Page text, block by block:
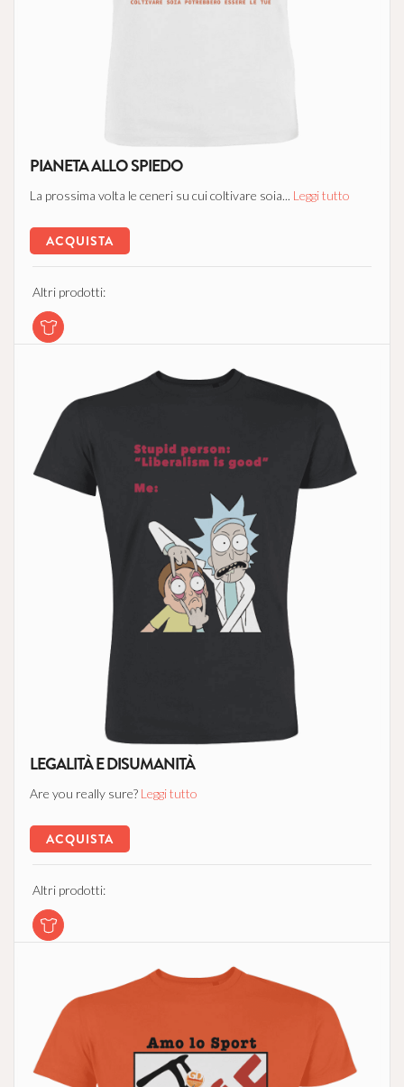
PIANETA ALLO SPIEDO
La prossima volta le ceneri su cui coltivare soia... Leggi tutto
ACQUISTA
Altri prodotti:
LEGALITÀ E DISUMANITÀ
Are you really sure? Leggi tutto
ACQUISTA
Altri prodotti: